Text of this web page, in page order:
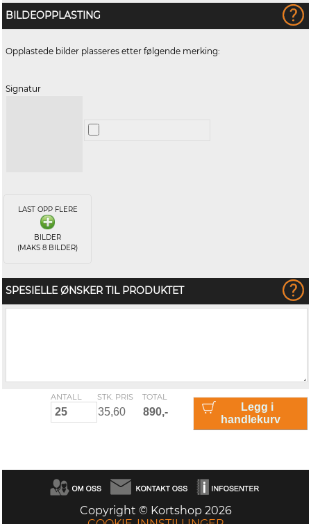
BILDEOPPLASTING
Opplastede bilder plasseres etter følgende merking:
Signatur
LAST OPP FLERE
BILDER
(MAKS 8 BILDER)
SPESIELLE ØNSKER TIL PRODUKTET
ANTALL STK. PRIS TOTAL
Legg i
handlekurv
Copyright © Kortshop 2026